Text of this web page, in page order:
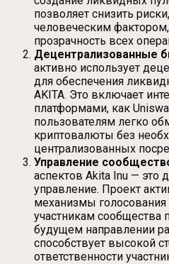
позволяет снизить
человеческим
прозрачность всех
Децентрализованные
активно использует
для обеспечения
AKITA. Это включает
платформами, как
пользователям легко
криптовалюты без
централизованных
Управление
аспектов Akita Inu — это
управление. Проект
механизмы
участникам сообщества
будущем направлении
способствует высокой
ответственности